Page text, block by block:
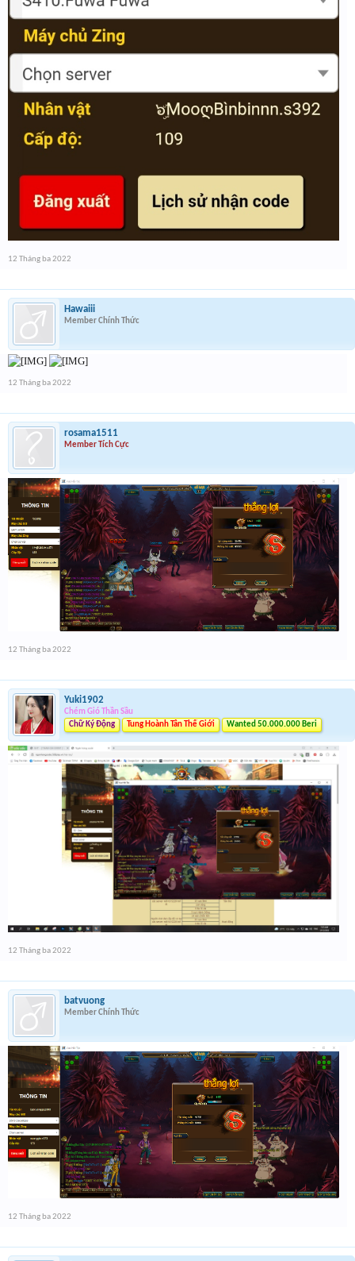
12 Tháng ba 2022
Hawaiii
Member Chính Thức
12 Tháng ba 2022
rosama1511
Member Tích Cực
12 Tháng ba 2022
Yuki1902
Chém Gió Thần Sầu
Chữ Ký Động
Tung Hoành Tân Thế Giới Wanted 50.000.000 Beri
12 Tháng ba 2022
batvuong
Member Chính Thức
12 Tháng ba 2022